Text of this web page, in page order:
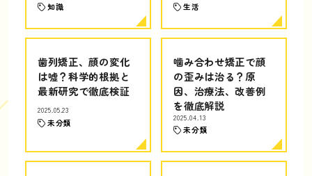
知識 生活
歯列矯正、顔の変化
は嘘？科学的根拠と
最新研究で徹底検証
2025.05.23
未分類
噛み合わせ矯正で顔
の歪みは治る？原
因、治療法、改善例
を徹底解説
2025.04.13
未分類